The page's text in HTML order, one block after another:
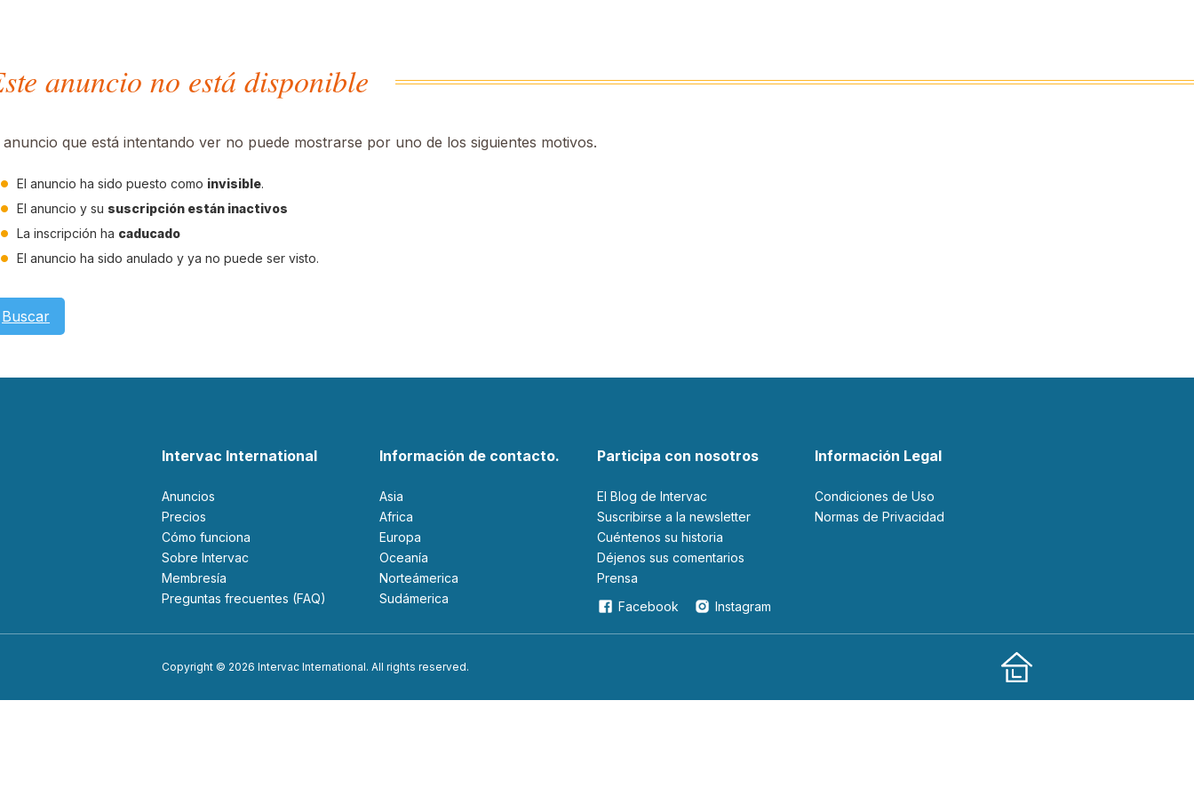
anuncio no está disponible
anuncio que está intentando ver no puede mostrarse por uno de los siguientes motivos.
El anuncio ha sido puesto como invisible.
El anuncio y su suscripción están inactivos
La inscripción ha caducado
El anuncio ha sido anulado y ya no puede ser visto.
Buscar
Intervac International
Anuncios
Precios
Cómo funciona
Sobre Intervac
Membresía
Preguntas frecuentes (FAQ)
Información de contacto.
Asia
Africa
Europa
Oceanía
Norteámerica
Sudámerica
Participa con nosotros
El Blog de Intervac
Suscribirse a la newsletter
Cuéntenos su historia
Déjenos sus comentarios
Prensa
Facebook
Instagram
Información Legal
Condiciones de Uso
Normas de Privacidad
Copyright © 2026 Intervac International. All rights reserved.